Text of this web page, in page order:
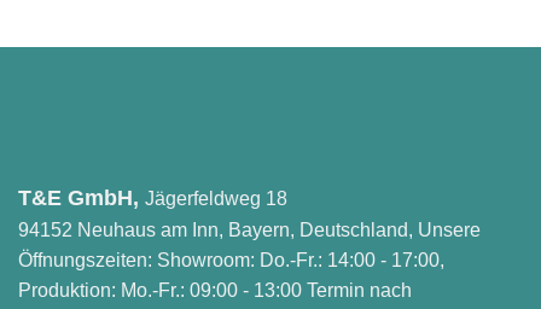
T&E GmbH, Jägerfeldweg 18
94152 Neuhaus am Inn, Bayern, Deutschland, Unsere
Öffnungszeiten: Showroom: Do.-Fr.: 14:00 - 17:00,
Produktion: Mo.-Fr.: 09:00 - 13:00 Termin nach